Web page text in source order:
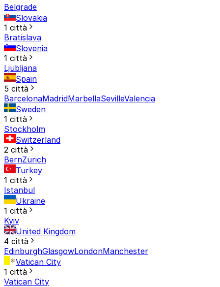
Belgrade
Slovakia
1 città
Bratislava
Slovenia
1 città
Ljubljana
Spain
5 città
BarcelonaMadridMarbellaSevilleValencia
Sweden
1 città
Stockholm
Switzerland
2 città
BernZurich
Turkey
1 città
Istanbul
Ukraine
1 città
Kyiv
United Kingdom
4 città
EdinburghGlasgowLondonManchester
Vatican City
1 città
Vatican City